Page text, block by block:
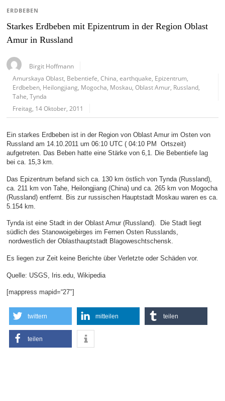
ERDBEBEN
Starkes Erdbeben mit Epizentrum in der Region Oblast
Amur in Russland
Birgit Hoffmann
Amurskaya Oblast Bebentiefe ,China ,earthquake Epizentrum
Erdbeben Heilongjiang Mogocha Moskau ,Oblast Amur Russland
Tahe ,Tynda
Freitag, 14 Oktober, 2011
Ein starkes Erdbeben ist in der Region von Oblast Amur im Osten von
Russland am 14.10.2011 um 06:10 UTC ( 04:10 PM Ortszeit)
aufgetreten. Das Beben hatte eine Stärke von 6,1. Die Bebentiefe lag
bei ca. 15,3 km.
Das Epizentrum befand sich ca. 130 km östlich von Tynda (Russland),
ca. 211 km von Tahe, Heilongjiang (China) und ca. 265 km von Mogocha
(Russland) entfernt. Bis zur russischen Hauptstadt Moskau waren es ca.
5.154 km.
Tynda ist eine Stadt in der Oblast Amur (Russland). Die Stadt liegt
südlich des Stanowoigebirges im Fernen Osten Russlands,
nordwestlich der Oblasthauptstadt Blagoweschtschensk.
Es liegen zur Zeit keine Berichte über Verletzte oder Schäden vor.
Quelle: USGS, Iris.edu, Wikipedia
[mappress mapid=“27″]
twittern mitteilen teilen
teilen